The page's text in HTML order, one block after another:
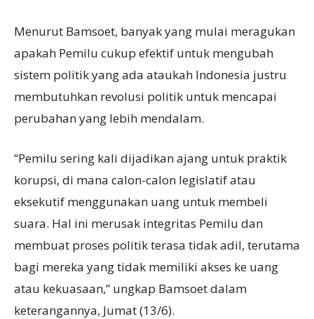
Menurut Bamsoet, banyak yang mulai meragukan
apakah Pemilu cukup efektif untuk mengubah
sistem politik yang ada ataukah Indonesia justru
membutuhkan revolusi politik untuk mencapai
perubahan yang lebih mendalam.
“Pemilu sering kali dijadikan ajang untuk praktik
korupsi, di mana calon-calon legislatif atau
eksekutif menggunakan uang untuk membeli
suara. Hal ini merusak integritas Pemilu dan
membuat proses politik terasa tidak adil, terutama
bagi mereka yang tidak memiliki akses ke uang
atau kekuasaan,” ungkap Bamsoet dalam
keterangannya, Jumat (13/6).